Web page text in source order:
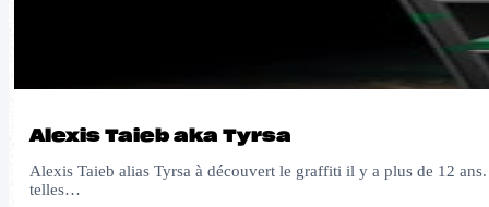
Alexis Taieb aka Tyrsa
Alexis Taieb alias Tyrsa à découvert le graffiti il y a plus de 12
telles…